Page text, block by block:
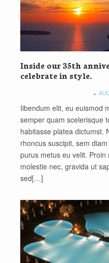
Inside our 35th
celebrate in style.
Iibendum elit, eu euismod
semper quam scelerisque
habitasse platea dictumst.
rhoncus suscipit, sem
purus metus eu velit.
molestie nec, gravida ut
sed[…]